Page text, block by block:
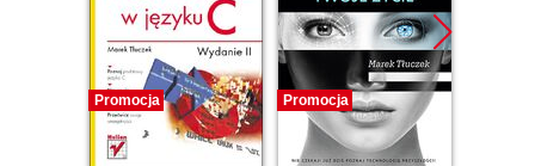
Promocja Promocja